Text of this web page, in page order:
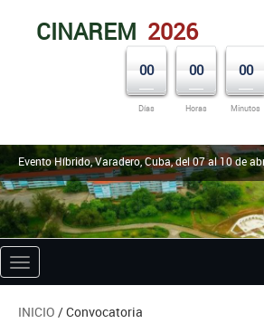
CINAREM 2026
00
Días
00
Horas
00
Minutos
Evento Híbrido, Varadero, Cuba, del 07 al 10 de
Toggle
navigation
INICIO / Convocatoria